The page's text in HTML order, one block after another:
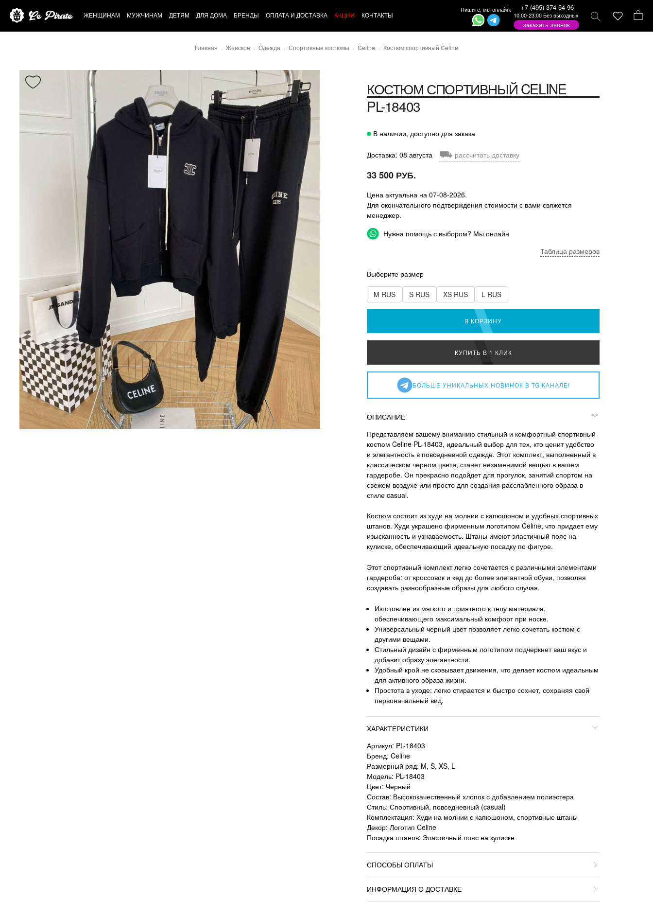
ЖЕНЩИНАМ МУЖЧИНАМ ДЕТЯМ ДЛЯ ДОМА БРЕНДЫ ОПЛАТА И ДОСТАВКА АКЦИИ КОНТАКТЫ
Пишите, мы онлайн: +7 (495) 374-54-96
10:00-23:00 Без выходных
заказать звонок
Главная Женское Одежда Спортивные костюмы Celine Костюм спортивный Celine
КОСТЮМ СПОРТИВНЫЙ CELINE
PL-18403
В наличии, доступно для заказа
Доставка: 08 августа ⛟ рассчитать доставку
33 500 РУБ.
Цена актуальна на 07-08-2026.
Для окончательного подтверждения стоимости с вами свяжется
менеджер.
Нужна помощь с выбором? Мы онлайн
Таблица размеров
Выберите размер
M RUS S RUS XS RUS L RUS
В КОРЗИНУ
КУПИТЬ В 1 КЛИК
БОЛЬШЕ УНИКАЛЬНЫХ НОВИНОК В TG КАНАЛЕ!
ОПИСАНИЕ
Представляем вашему вниманию стильный и комфортный спортивный
костюм Celine PL-18403, идеальный выбор для тех, кто ценит удобство
и элегантность в повседневной одежде. Этот комплект, выполненный в
классическом черном цвете, станет незаменимой вещью в вашем
гардеробе. Он прекрасно подойдет для прогулок, занятий спортом на
свежем воздухе или просто для создания расслабленного образа в
стиле casual.
Костюм состоит из худи на молнии с капюшоном и удобных спортивных
штанов. Худи украшено фирменным логотипом Celine, что придает ему
изысканность и узнаваемость. Штаны имеют эластичный пояс на
кулиске, обеспечивающий идеальную посадку по фигуре.
Этот спортивный комплект легко сочетается с различными элементами
гардероба: от кроссовок и кед до более элегантной обуви, позволяя
создавать разнообразные образы для любого случая.
Изготовлен из мягкого и приятного к телу материала,
обеспечивающего максимальный комфорт при носке.
Универсальный черный цвет позволяет легко сочетать костюм с
другими вещами.
Стильный дизайн с фирменным логотипом подчеркнет ваш вкус и
добавит образу элегантности.
Удобный крой не сковывает движения, что делает костюм идеальным
для активного образа жизни.
Простота в уходе: легко стирается и быстро сохнет, сохраняя свой
первоначальный вид.
ХАРАКТЕРИСТИКИ
Артикул: PL-18403
Бренд: Celine
Размерный ряд: M, S, XS, L
Модель: PL-18403
Цвет: Черный
Состав: Высококачественный хлопок с добавлением полиэстера
Стиль: Спортивный, повседневный (casual)
Комплектация: Худи на молнии с капюшоном, спортивные штаны
Декор: Логотип Celine
Посадка штанов: Эластичный пояс на кулиске
СПОСОБЫ ОПЛАТЫ
ИНФОРМАЦИЯ О ДОСТАВКЕ